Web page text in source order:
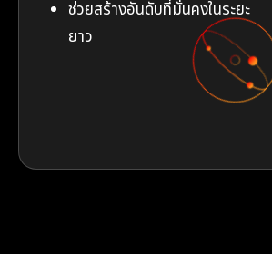
ช่วยสร้างอันดับที่มั่นคงในระยะ
ยาว